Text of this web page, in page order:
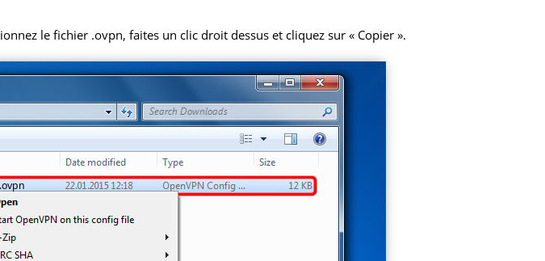
le fichier .ovpn, faites un clic droit dessus et cliquez sur « Copier ».